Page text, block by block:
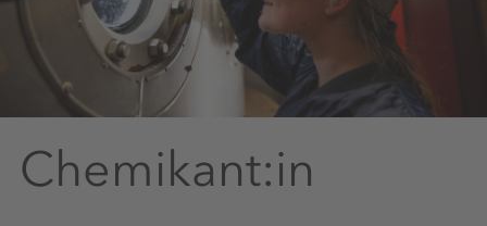
Chemikant:in